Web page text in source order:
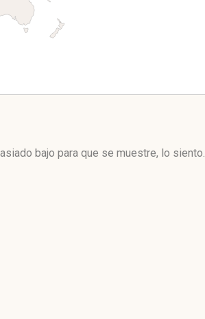
bajo para que se muestre, lo siento.